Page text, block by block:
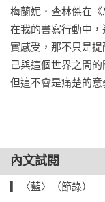
何雅雯（韓國西江大
員）
李欣倫（作家）
邱常婷（小說家）
郝譽翔（作家）
陳蕙慧（資深出版人
楊隸亞（作家）
劉思坊（作家）
梅蘭妮．查林傑在《
在我的書寫行動中
實感受，那不只是
己與這個世界之間的
但這不會是痛楚的意
內文試閱
▎〈藍〉（節錄）